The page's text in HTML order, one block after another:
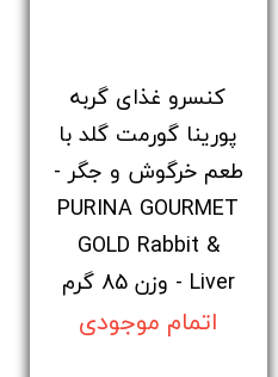
کنسرو غذای گربه
پورینا گورمت گلد با
طعم خرگوش و جگر -
PURINA GOURMET
GOLD Rabbit &
Liver - وزن 85 گرم
اتمام موجودی